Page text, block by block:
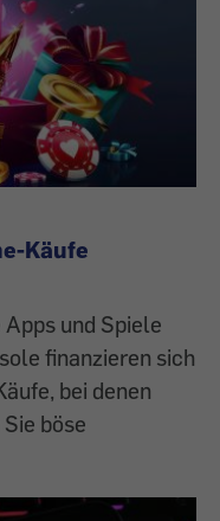
Käufe
und Spiele
finanzieren sich
bei denen
böse